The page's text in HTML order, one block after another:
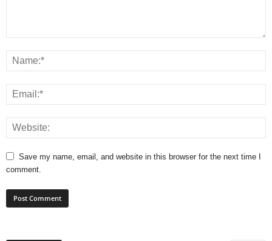
Save my name, email, and website in this browser for the next time I
comment.